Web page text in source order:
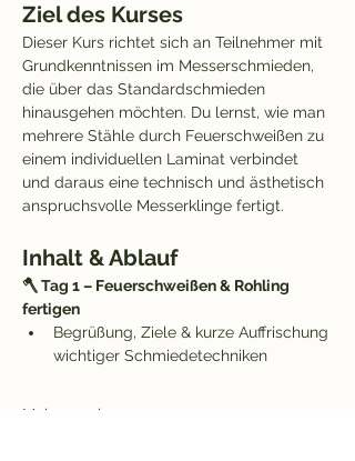
Ziel des Kurses
Dieser Kurs richtet sich an Teilnehmer mit
Grundkenntnissen im Messerschmieden,
die über das Standardschmieden
hinausgehen möchten. Du lernst, wie man
mehrere Stähle durch Feuerschweißen zu
einem individuellen Laminat verbindet
und daraus eine technisch und ästhetisch
anspruchsvolle Messer­klinge fertigt.
Inhalt & Ablauf
🪓 Tag 1 – Feuerschweißen & Rohling
fertigen
Begrüßung, Ziele & kurze Auffrischung
wichtiger Schmiedetechniken
Mehr anzeigen